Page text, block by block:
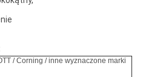
/ Corning / inne wyznaczone marki